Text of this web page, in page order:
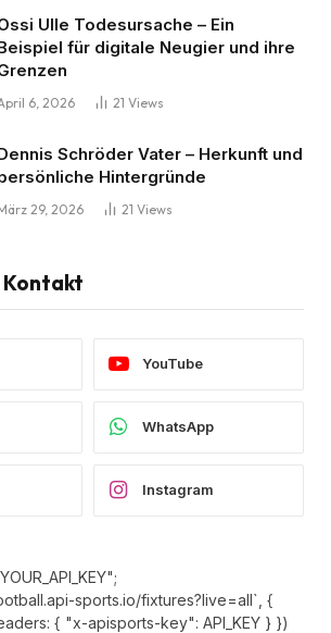
Ulle Todesursache – Ein
für digitale Neugier und ihre
6, 2026 21 Views
Schröder Vater – Herkunft und
Hintergründe
29, 2026 21 Views
Kontakt
YouTube
WhatsApp
Instagram
sports.io/fixtures?live=all`, {
{ "x-apisports-key": API_KEY } })